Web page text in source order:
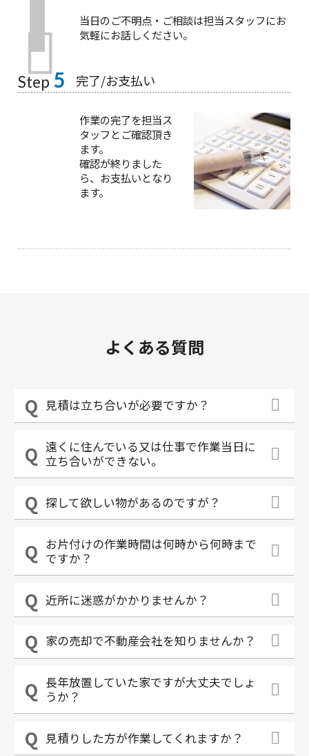
当日のご不明点・ご相談は担当スタッフにお
気軽にお話しください。
Step 5 完了/お支払い
作業の完了を担当ス
タッフとご確認頂き
ます。
確認が終りました
ら、お支払いとなり
ます。
よくある質問
見積は立ち合いが必要ですか？
遠くに住んでいる又は仕事で作業当日に
立ち合いができない。
探して欲しい物があるのですが？
お片付けの作業時間は何時から何時まで
ですか？
近所に迷惑がかかりませんか？
家の売却で不動産会社を知りませんか？
長年放置していた家ですが大丈夫でしょ
うか？
見積りした方が作業してくれますか？